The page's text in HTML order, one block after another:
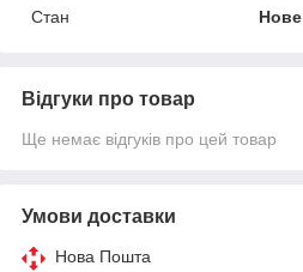
Стан
Нове
Відгуки про товар
Ще немає відгуків про цей товар
Умови доставки
Нова Пошта